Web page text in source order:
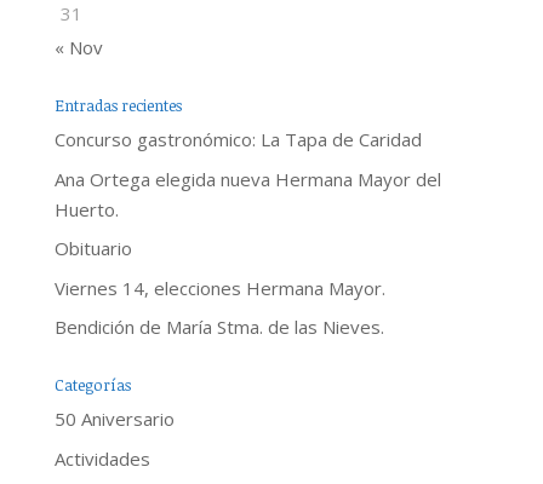
31
« Nov
Entradas recientes
Concurso gastronómico: La Tapa de Caridad
Ana Ortega elegida nueva Hermana Mayor del
Huerto.
Obituario
Viernes 14, elecciones Hermana Mayor.
Bendición de María Stma. de las Nieves.
Categorías
50 Aniversario
Actividades